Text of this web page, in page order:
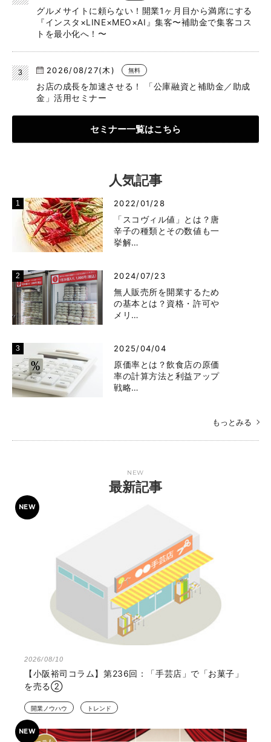
グルメサイトに頼らない！開業1ヶ月目から満席にする
『インスタ×LINE×MEO×AI』集客〜補助金で集客コス
トを最小化へ！〜
2026/08/27(木) 無料
お店の成長を加速させる！ 「公庫融資と補助金／助成
金」活用セミナー
セミナー一覧はこちら
人気記事
2022/01/28
「スコヴィル値」とは？唐
辛子の種類とその数値も一
挙解…
2024/07/23
無人販売所を開業するため
の基本とは？資格・許可や
メリ…
2025/04/04
原価率とは？飲食店の原価
率の計算方法と利益アップ
戦略…
もっとみる
NEW
最新記事
2026/08/10
【小阪裕司コラム】第236回：「手芸店」で「お菓子」
を売る②
開業ノウハウ トレンド